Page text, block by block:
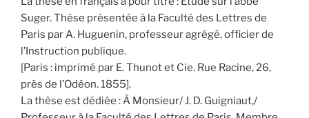
Suger. Thèse présentée à la Faculté des Lettres de
Paris par A. Huguenin, professeur agrégé, officier de
l’Instruction publique.
[Paris : imprimé par E. Thunot et Cie. Rue Racine, 26,
près de l’Odéon. 1855].
La thèse est dédiée : À Monsieur/ J. D. Guigniaut,/